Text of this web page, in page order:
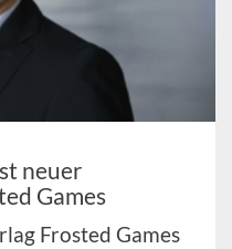
neuer
Games
Frosted Games